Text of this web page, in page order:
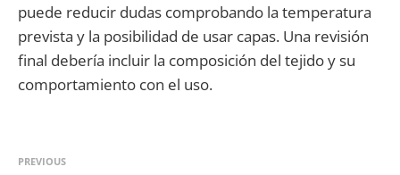
puede reducir dudas comprobando la temperatura
prevista y la posibilidad de usar capas. Una revisión
final debería incluir la composición del tejido y su
comportamiento con el uso.
PREVIOUS